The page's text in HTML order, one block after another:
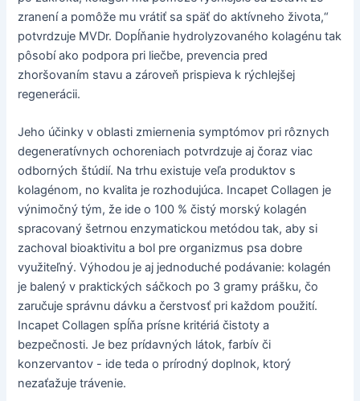
zranení a pomôže mu vrátiť sa späť do aktívneho života,“
potvrdzuje MVDr. Dopĺňanie hydrolyzovaného kolagénu tak
pôsobí ako podpora pri liečbe, prevencia pred
zhoršovaním stavu a zároveň prispieva k rýchlejšej
regenerácii.
Jeho účinky v oblasti zmiernenia symptómov pri rôznych
degeneratívnych ochoreniach potvrdzuje aj čoraz viac
odborných štúdií. Na trhu existuje veľa produktov s
kolagénom, no kvalita je rozhodujúca. Incapet Collagen je
výnimočný tým, že ide o 100 % čistý morský kolagén
spracovaný šetrnou enzymatickou metódou tak, aby si
zachoval bioaktivitu a bol pre organizmus psa dobre
využiteľný. Výhodou je aj jednoduché podávanie: kolagén
je balený v praktických sáčkoch po 3 gramy prášku, čo
zaručuje správnu dávku a čerstvosť pri každom použití.
Incapet Collagen spĺňa prísne kritériá čistoty a
bezpečnosti. Je bez prídavných látok, farbív či
konzervantov - ide teda o prírodný doplnok, ktorý
nezaťažuje trávenie.